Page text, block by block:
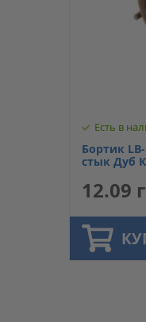
Есть в
Бортик
стык Дуб
12.09